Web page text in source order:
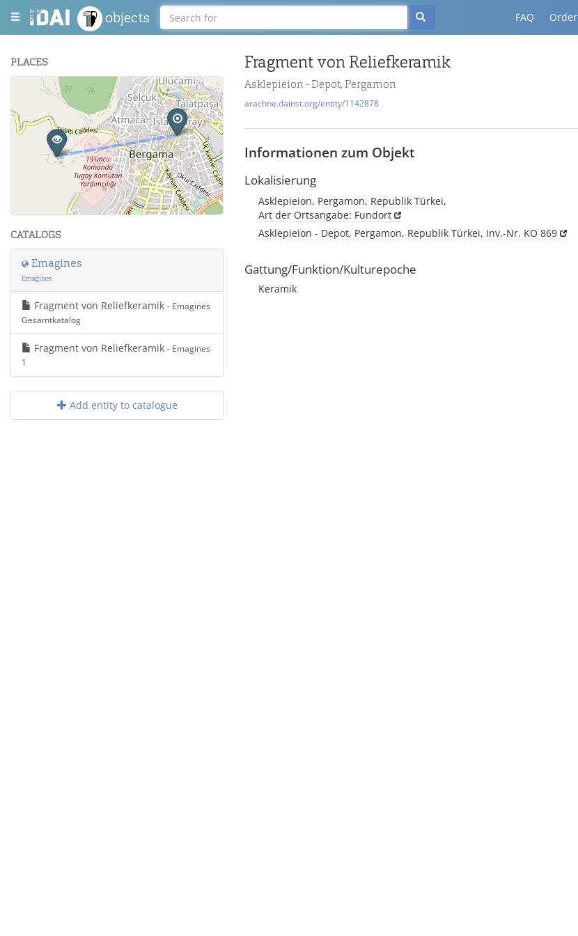
objects FAQ Order
PLACES
−
Leaflet| Maps and Data ©OpenStreetMap
CATALOGS
Emagines
Emagines
Fragment von Reliefkeramik - Emagines
Gesamtkatalog
Fragment von Reliefkeramik - Emagines
1
Add entity to catalogue
Fragment von Reliefkeramik
Asklepieion - Depot, Pergamon
arachne.dainst.org/entity/1142878
Informationen zum Objekt
Lokalisierung
Asklepieion, Pergamon, Republik Türkei,
Art der Ortsangabe: Fundort
Asklepieion - Depot, Pergamon, Republik Türkei, Inv.-Nr. KO 869
Gattung/Funktion/Kulturepoche
Keramik